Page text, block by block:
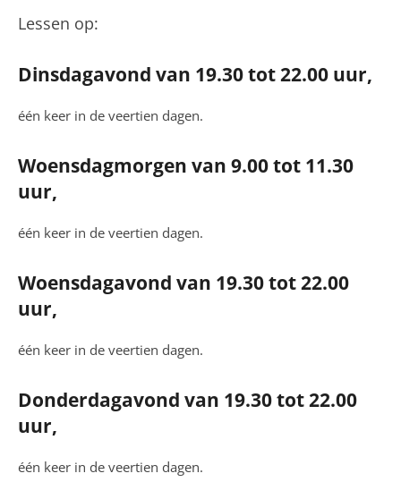
Lessen op:
Dinsdagavond van 19.30 tot 22.00 uur,
één keer in de veertien dagen.
Woensdagmorgen van 9.00 tot 11.30
uur,
één keer in de veertien dagen.
Woensdagavond van 19.30 tot 22.00
uur,
één keer in de veertien dagen.
Donderdagavond van 19.30 tot 22.00
uur,
één keer in de veertien dagen.